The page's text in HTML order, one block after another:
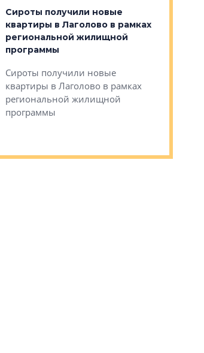
Сироты получили новые
квартиры в Лаголово в рамках
региональной жилищной
программы
Сироты получили новые
квартиры в Лаголово в рамках
региональной жилищной
программы